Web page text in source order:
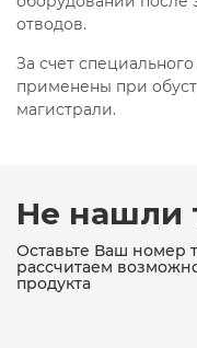
отводов.
За счет
применены при
магистрали.
Не нашли
Оставьте Ваш номер
рассчитаем
продукта